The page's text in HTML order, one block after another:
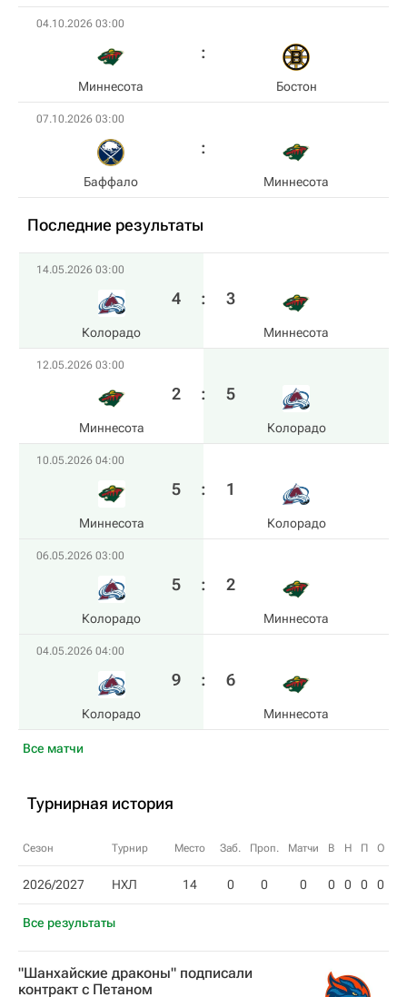
04.10.2026 03:00
Миннесота Бостон
07.10.2026 03:00
Баффало Миннесота
Последние результаты
Все матчи
14.05.2026 03:00
Колорадо
4 : 3
Миннесота
12.05.2026 03:00
Миннесота
2 : 5
Колорадо
10.05.2026 04:00
Миннесота
5 : 1
Колорадо
06.05.2026 03:00
Колорадо
5 : 2
Миннесота
04.05.2026 04:00
Колорадо
9 : 6
Миннесота
Турнирная история
Сезон Турнир Место Заб. Проп. Матчи В Н П О
2026/2027 НХЛ 14 0 0 0 0 0 0 0
Все результаты
"Шанхайские драконы" подписали
контракт с Петаном